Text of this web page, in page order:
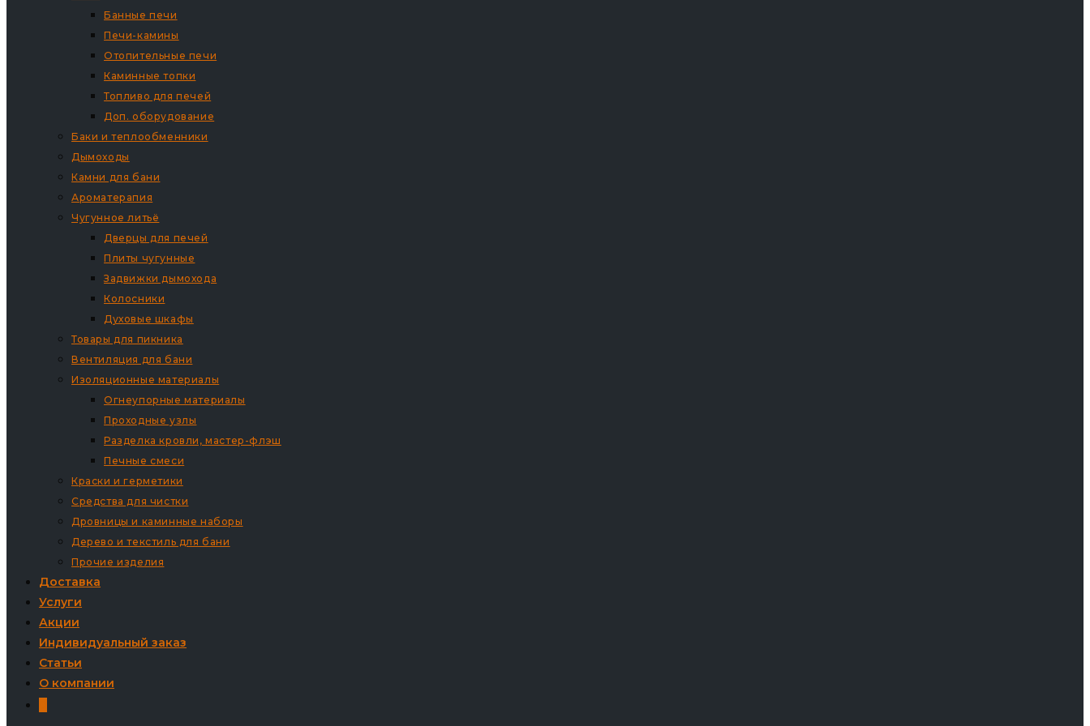
Банные печи
Печи-камины
Отопительные печи
Каминные топки
Топливо для печей
Доп. оборудование
Баки и теплообменники
Дымоходы
Камни для бани
Ароматерапия
Чугунное литьё
Дверцы для печей
Плиты чугунные
Задвижки дымохода
Колосники
Духовые шкафы
Товары для пикника
Вентиляция для бани
Изоляционные материалы
Огнеупорные материалы
Проходные узлы
Разделка кровли, мастер-флэш
Печные смеси
Краски и герметики
Средства для чистки
Дровницы и каминные наборы
Дерево и текстиль для бани
Прочие изделия
Доставка
Услуги
Акции
Индивидуальный заказ
Статьи
О компании